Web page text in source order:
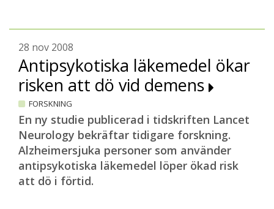
28 nov 2008
Antipsykotiska läkemedel ökar
risken att dö vid demens
FORSKNING
En ny studie publicerad i tidskriften Lancet
Neurology bekräftar tidigare forskning.
Alzheimersjuka personer som använder
antipsykotiska läkemedel löper ökad risk
att dö i förtid.